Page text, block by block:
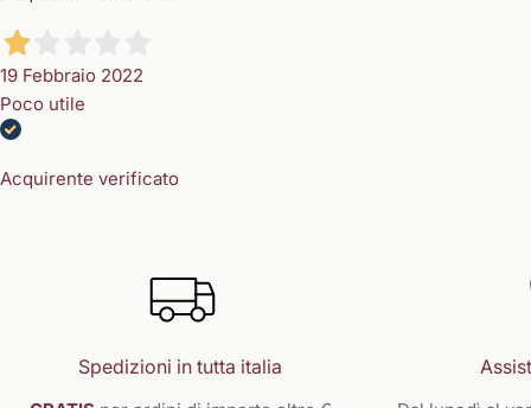
19 Febbraio 2022
Poco utile
Acquirente verificato
Spedizioni in tutta italia